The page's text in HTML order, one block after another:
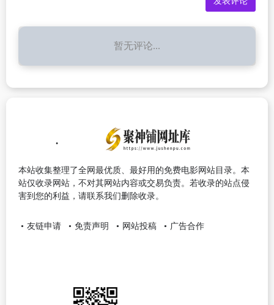
暂无评论...
本站收集整理了全网最优质、最好用的免费电影网站目录。本
站仅收录网站，不对其网站内容或交易负责。若收录的站点侵
害到您的利益，请联系我们删除收录。
友链申请 免责声明 网站投稿 广告合作